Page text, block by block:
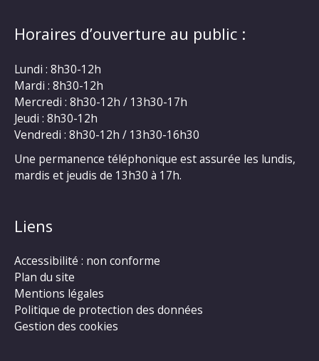
Horaires d’ouverture au public :
Lundi : 8h30-12h
Mardi : 8h30-12h
Mercredi : 8h30-12h / 13h30-17h
Jeudi : 8h30-12h
Vendredi : 8h30-12h / 13h30-16h30
Une permanence téléphonique est assurée les lundis,
mardis et jeudis de 13h30 à 17h.
Liens
Accessibilité : non conforme
Plan du site
Mentions légales
Politique de protection des données
Gestion des cookies